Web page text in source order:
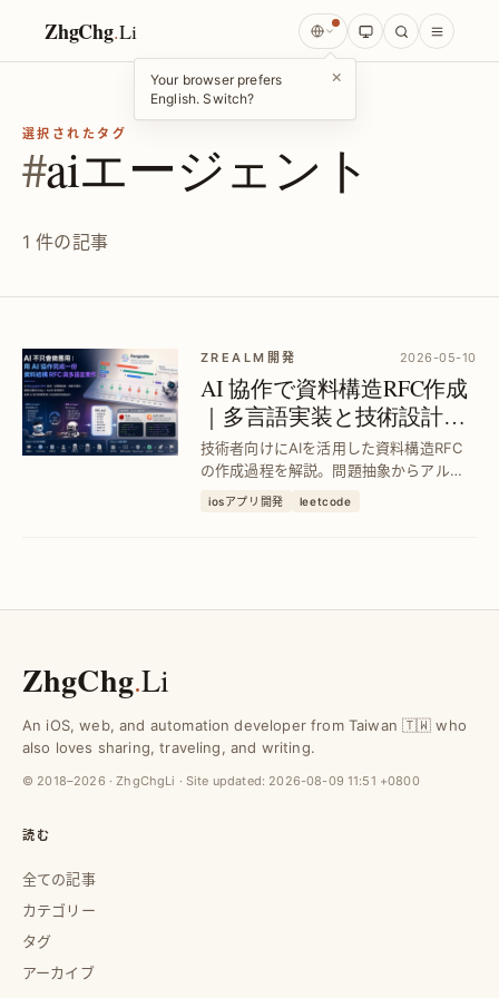
ZhgChg.Li
Your browser prefers
English. Switch?
×
選択されたタグ
#aiエージェント
1 件の記事
ZREALM開発 2026-05-10
AI 協作で資料構造RFC作成
｜多言語実装と技術設計の
深掘り
技術者向けにAIを活用した資料構造RFC
の作成過程を解説。問題抽象からアルゴ
リズム選定、Ruby・Swift実装まで、AIと
iosアプリ開発 leetcode
ZhgChg.Li
An iOS, web, and automation developer from Taiwan 🇹🇼 who
also loves sharing, traveling, and writing.
© 2018–2026 · ZhgChgLi · Site updated: 2026-08-09 11:51 +0800
読む
全ての記事
カテゴリー
タグ
アーカイブ